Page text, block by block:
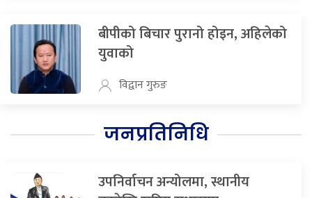
बीपीको बिचार पुरानो होइन, अहिलेको
युवाको
विद्वान गुरुङ
जनप्रतिनिधि
उपनिर्वाचन अन्योलमा, स्थानीय